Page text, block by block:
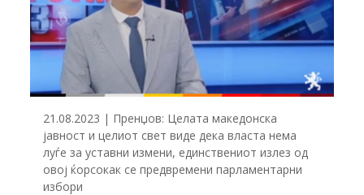
21.08.2023 | Пренџов: Целата македонска
јавност и целиот свет виде дека власта нема
луѓе за уставни измени, единствениот излез од
овој ќорсокак се предвремени парламентарни
избори